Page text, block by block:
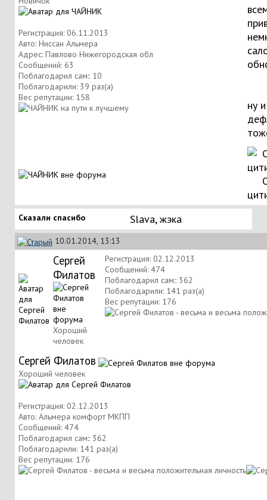
Регистрация: 06.11.2013
Авто: Ниссан Альмера
Адрес: Павлово Нижегородская обл
Сообщений: 63
Поблагодарил сам:: 10
Поблагодарили: 39 раз(а)
Вес репутации: 158
ну и
Сказали спасибо Slava,жэка
10.01.2014, 13:13
Сергей
Филатов
Хороший
человек
Регистрация: 02.12.2013
Сообщений: 474
Поблагодарил сам:: 362
Поблагодарили: 141 раз(а)
Вес репутации: 176
Сергей Филатов
Хороший человек
Регистрация: 02.12.2013
Авто: Альмера комфорт МКПП
Сообщений: 474
Поблагодарил сам:: 362
Поблагодарили: 141 раз(а)
Вес репутации: 176